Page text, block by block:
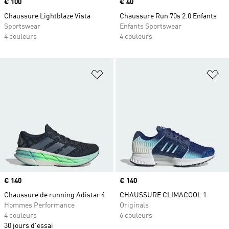
Prix
€ 100
Chaussure Lightblaze Vista
Sportswear
4 couleurs
Prix
€ 40
Chaussure Run 70s 2.0 Enfants
Enfants Sportswear
4 couleurs
Ajouter à la Liste de produits
Prix
€ 140
Chaussure de running Adistar 4
Hommes Performance
4 couleurs
30 jours d'essai
Prix
€ 140
CHAUSSURE CLIMACOOL 1
Originals
6 couleurs